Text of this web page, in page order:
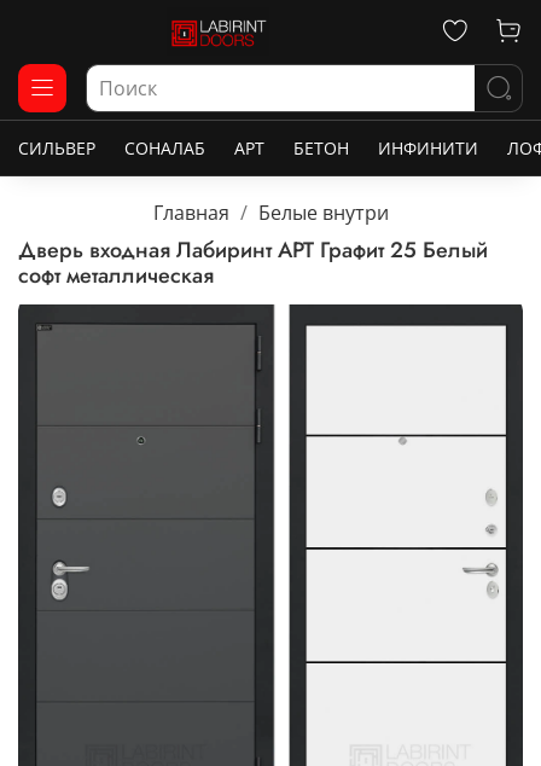
СИЛЬВЕР СОНАЛАБ АРТ БЕТОН ИНФИНИТИ
Главная Белые внутри
Дверь входная Лабиринт АРТ Графит 25 Белый
софт металлическая